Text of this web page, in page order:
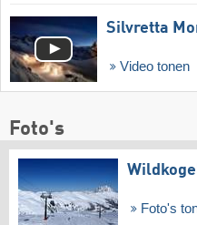
Silvretta
Video tonen
Foto's
Foto's